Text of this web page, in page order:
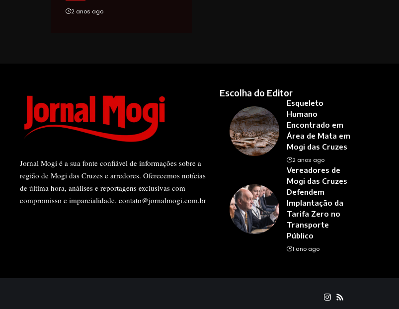
2 anos ago
Jornal Mogi é a sua fonte confiável de informações sobre a
região de Mogi das Cruzes e arredores. Oferecemos notícias
de última hora, análises e reportagens exclusivas com
compromisso e imparcialidade. contato@jornalmogi.com.br
Escolha do Editor
Esqueleto
Humano
Encontrado em
Área de Mata em
Mogi das Cruzes
2 anos ago
Vereadores de
Mogi das Cruzes
Defendem
Implantação da
Tarifa Zero no
Transporte
Público
1 ano ago